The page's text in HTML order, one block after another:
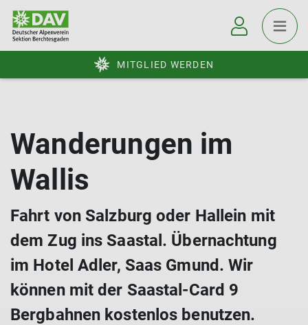
MITGLIED WERDEN
Wanderungen im
Wallis
Fahrt von Salzburg oder Hallein mit
dem Zug ins Saastal. Übernachtung
im Hotel Adler, Saas Gmund. Wir
können mit der Saastal-Card 9
Bergbahnen kostenlos benutzen.